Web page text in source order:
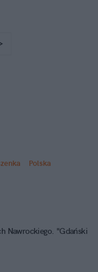
Polska
Nawrockiego. "Gdański